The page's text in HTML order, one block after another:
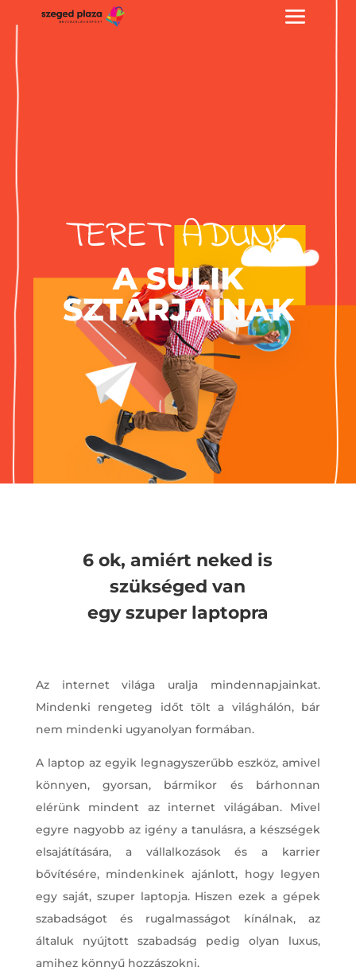
TERET ADUNK
A SULIK
SZTÁRJAINAK
6 ok, amiért neked is
szükséged van
egy szuper laptopra
Az internet világa uralja mindennapjainkat.
Mindenki rengeteg időt tölt a világhálón, bár
nem mindenki ugyanolyan formában.
A laptop az egyik legnagyszerűbb eszköz, amivel
könnyen, gyorsan, bármikor és bárhonnan
elérünk mindent az internet világában. Mivel
egyre nagyobb az igény a tanulásra, a készségek
elsajátítására, a vállalkozások és a karrier
bővítésére, mindenkinek ajánlott, hogy legyen
egy saját, szuper laptopja. Hiszen ezek a gépek
szabadságot és rugalmasságot kínálnak, az
általuk nyújtott szabadság pedig olyan luxus,
amihez könnyű hozzászokni.